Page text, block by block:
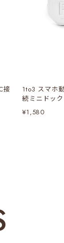
接
1to3 スマホ
続ミニドッ
¥1,580